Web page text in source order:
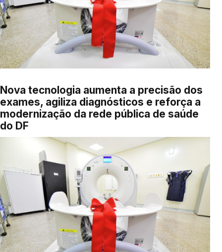
Nova tecnologia aumenta a precisão dos
exames, agiliza diagnósticos e reforça a
modernização da rede pública de saúde
do DF